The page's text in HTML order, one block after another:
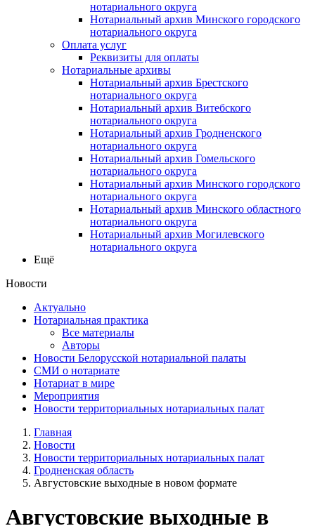
нотариального округа
Нотариальный архив Минского городского
нотариального округа
Оплата услуг
Реквизиты для оплаты
Нотариальные архивы
Нотариальный архив Брестского
нотариального округа
Нотариальный архив Витебского
нотариального округа
Нотариальный архив Гродненского
нотариального округа
Нотариальный архив Гомельского
нотариального округа
Нотариальный архив Минского городского
нотариального округа
Нотариальный архив Минского областного
нотариального округа
Нотариальный архив Могилевского
нотариального округа
Ещё
Новости
Актуально
Нотариальная практика
Все материалы
Авторы
Новости Белорусской нотариальной палаты
СМИ о нотариате
Нотариат в мире
Мероприятия
Новости территориальных нотариальных палат
Главная
Новости
Новости территориальных нотариальных палат
Гродненская область
Августовские выходные в новом формате
Августовские выходные в